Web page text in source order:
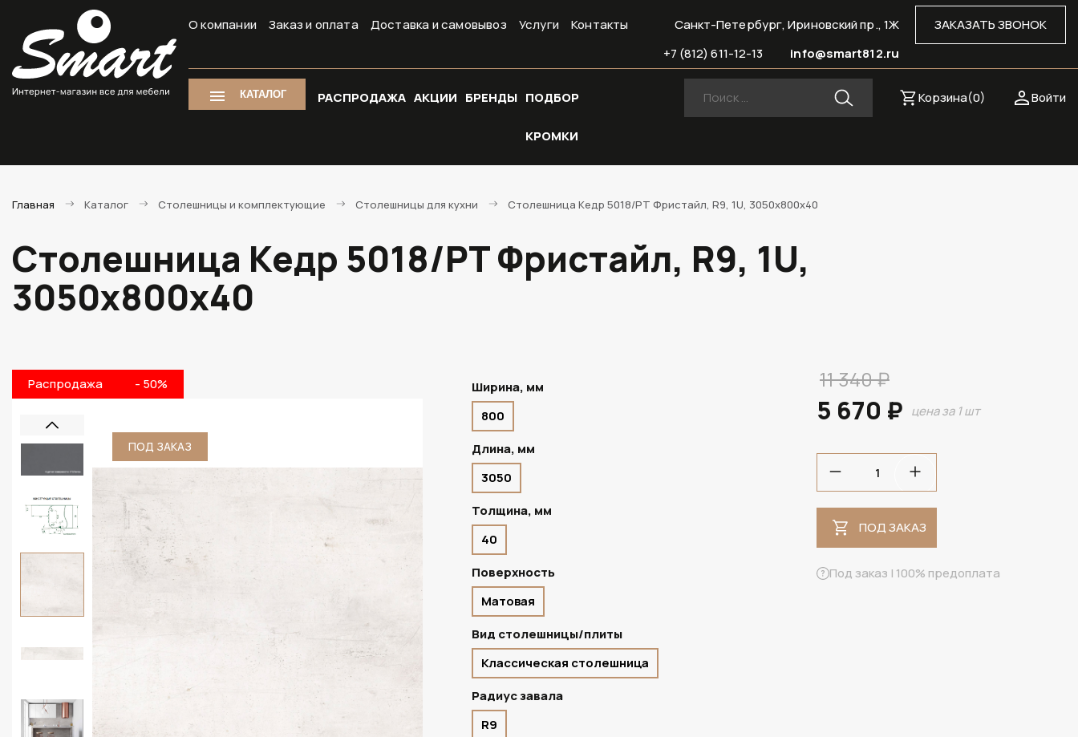
О компании Заказ и оплата Доставка и самовывоз Услуги Контакты ЗАКАЗАТЬ ЗВОНОК
Санкт-Петербург, Ириновский пр., 1Ж
info@smart812.ru
+7 (812) 611-12-13
КАТАЛОГ РАСПРОДАЖА АКЦИИ БРЕНДЫ ПОДБОР
КРОМКИ
Войти
Корзина(0)
Главная Каталог Столешницы и комплектующие Cтолешницы для кухни Столешница Кедр 5018/PT Фристайл, R9, 1U, 3050х800х40
Столешница Кедр 5018/PT Фристайл, R9, 1U,
3050х800х40
Распродажа - 50%
ПОД ЗАКАЗ ПОД ЗАКАЗ
Ширина, мм
800
Длина, мм
3050
Толщина, мм
40
Поверхность
Матовая
Вид столешницы/плиты
Классическая столешница
Радиус завала
R9
11 340 ₽
5 670 ₽ цена за 1 шт
ПОД ЗАКАЗ
Под заказ | 100% предоплата